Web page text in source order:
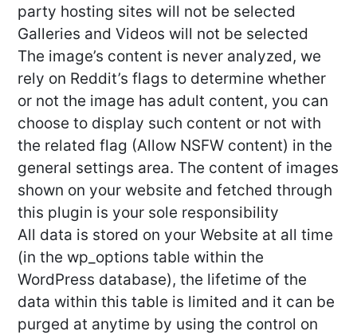
party hosting sites will not be selected
Galleries and Videos will not be selected
The image’s content is never analyzed, we
rely on Reddit’s flags to determine whether
or not the image has adult content, you can
choose to display such content or not with
the related flag (Allow NSFW content) in the
general settings area. The content of images
shown on your website and fetched through
this plugin is your sole responsibility
All data is stored on your Website at all time
(in the wp_options table within the
WordPress database), the lifetime of the
data within this table is limited and it can be
purged at anytime by using the control on